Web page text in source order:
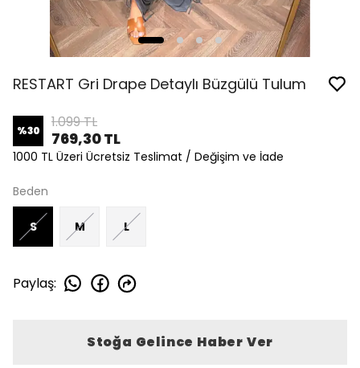
RESTART Gri Drape Detaylı Büzgülü Tulum
%30 1.099 TL
769,30 TL
1000 TL Üzeri Ücretsiz Teslimat / Değişim ve İade
Beden
S M L
Paylaş:
Stoğa Gelince Haber Ver